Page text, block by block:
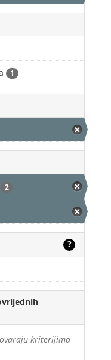
1
2
?
kriterijima